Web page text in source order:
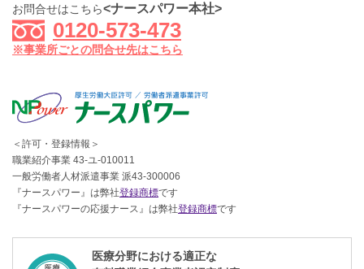
お問合せはこちら<ナースパワー本社>
0120-573-473
※事業所ごとの問合せ先はこちら
＜許可・登録情報＞
職業紹介事業 43-ユ-010011
一般労働者人材派遣事業 派43-300006
『ナースパワー』は弊社登録商標です
『ナースパワーの応援ナース』は弊社登録商標です
医療分野における適正な